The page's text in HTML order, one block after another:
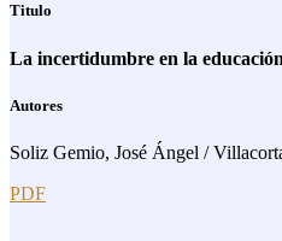
Titulo
La incertidumbre en la
Autores
Soliz Gemio, José Ángel /
PDF